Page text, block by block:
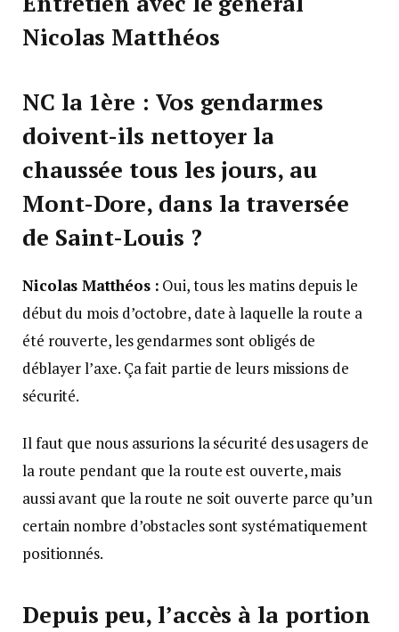
Nicolas Matthéos
NC la 1ère : Vos gendarmes
doivent-ils nettoyer la
chaussée tous les jours, au
Mont-Dore, dans la traversée
de Saint-Louis ?
Nicolas Matthéos : Oui, tous les matins depuis le
début du mois d’octobre, date à laquelle la route a
été rouverte, les gendarmes sont obligés de
déblayer l’axe. Ça fait partie de leurs missions de
sécurité.
Il faut que nous assurions la sécurité des usagers de
la route pendant que la route est ouverte, mais
aussi avant que la route ne soit ouverte parce qu’un
certain nombre d’obstacles sont systématiquement
positionnés.
Depuis peu, l’accès à la portion